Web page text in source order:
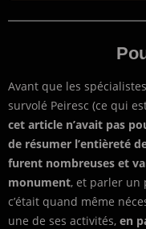
Avant que les
survolé Peiresc (ce qui
cet article n’avait pas
de résumer l’entièreté
furent nombreuses et
monument, et parler un
c’était quand même
une de ses activités, en